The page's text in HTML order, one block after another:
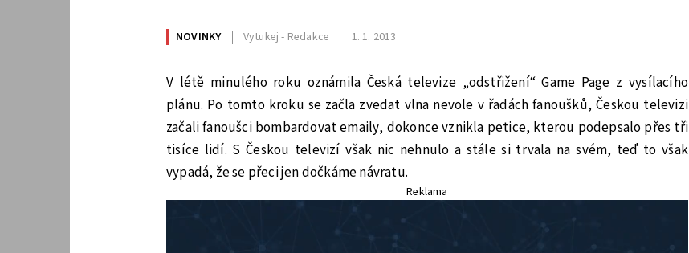
NOVINKY Vytukej - Redakce 1. 1. 2013
V létě minulého roku oznámila Česká televize „odstřižení“ Game Page z vysílacího
plánu. Po tomto kroku se začla zvedat vlna nevole v řadách fanoušků, Českou televizi
začali fanoušci bombardovat emaily, dokonce vznikla petice, kterou podepsalo přes tři
tisíce lidí. S Českou televizí však nic nehnulo a stále si trvala na svém, teď to však
vypadá, že se přeci jen dočkáme návratu.
Reklama